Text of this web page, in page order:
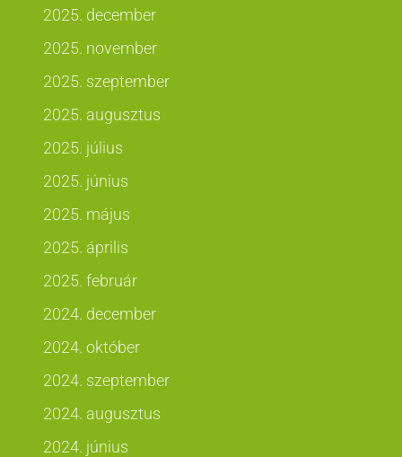
2025. december
2025. november
2025. szeptember
2025. augusztus
2025. július
2025. június
2025. május
2025. április
2025. február
2024. december
2024. október
2024. szeptember
2024. augusztus
2024. június